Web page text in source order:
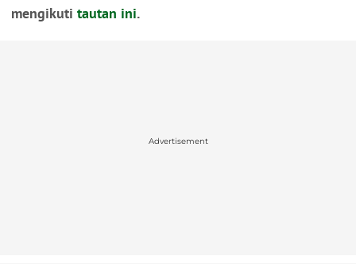
mengikuti tautan ini.
Advertisement